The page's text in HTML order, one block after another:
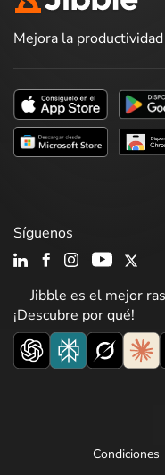
Mejora la
Jibble es el mejor
¡Descubre por qué!
Síguenos
Condiciones